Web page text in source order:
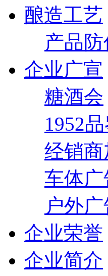
酿造工艺
产品防
企业广宣
糖酒会
1952
经销商
车体广
户外
企业荣誉
企业简介